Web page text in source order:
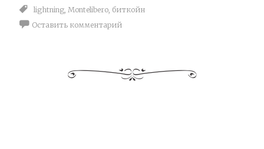
lightning, Montelibero, биткойн
Оставить комментарий